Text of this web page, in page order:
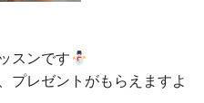
スンです
プレゼントがもらえますよ